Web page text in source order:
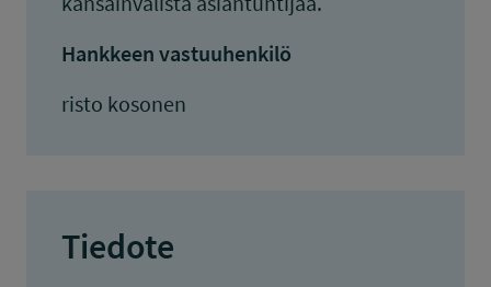
Hankkeen vastuuhenkilö
risto kosonen
Tiedote